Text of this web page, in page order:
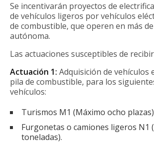
Se incentivarán proyectos de
de vehículos ligeros por vehículos
de combustible, que operen en más
autónoma.
Las actuaciones susceptibles de
Actuación 1: Adquisición de vehículos
pila de combustible, para los
vehículos:
Turismos M1 (Máximo ocho
Furgonetas o camiones ligeros N1
toneladas).